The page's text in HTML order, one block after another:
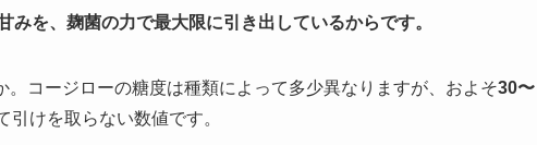
を、麹菌の力で最大限に引き出しているからです。
コージローの糖度は種類によって多少異なりますが、およそ30〜
けを取らない数値です。